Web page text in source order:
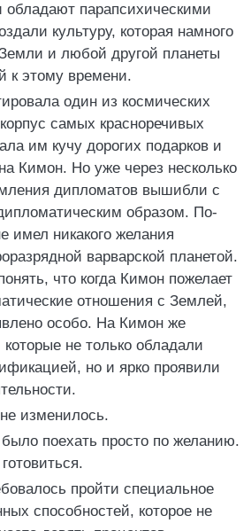
обладают парапсихическими
культуру, которая намного
и любой другой планеты
к этому времени.
один из космических
самых красноречивых
им кучу дорогих подарков и
Кимон. Но уже через несколько
дипломатов вышибли с
образом. По-
имел никакого желания
варварской планетой.
что когда Кимон пожелает
отношения с Землей,
особо. На Кимон же
не только обладали
но и ярко проявили
изменилось.
поехать просто по желанию.
пройти специальное
способностей, которое не